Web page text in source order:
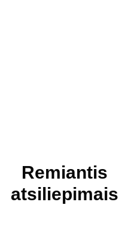
Remiantis
atsiliepimais